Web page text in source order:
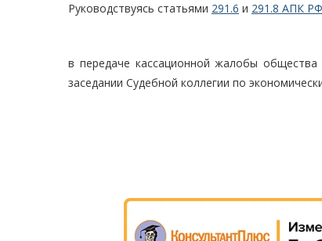
Руководствуясь статьями 291.6 и 291.8 АПК РФ
в передаче кассационной жалобы
заседании Судебной коллегии по